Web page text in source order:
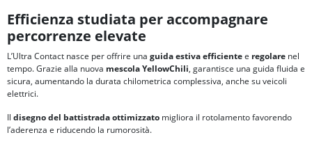
Efficienza studiata per accompagnare
percorrenze elevate
L’Ultra Contact nasce per offrire una guida estiva efficientee regolare nel
tempo. Grazie alla nuova mescola YellowChili, garantisce una guida fluida e
sicura, aumentando la durata chilometrica complessiva, anche su veicoli
elettrici.
Il disegno del battistrada ottimizzato migliora il rotolamento favorendo
l’aderenza e riducendo la rumorosità.